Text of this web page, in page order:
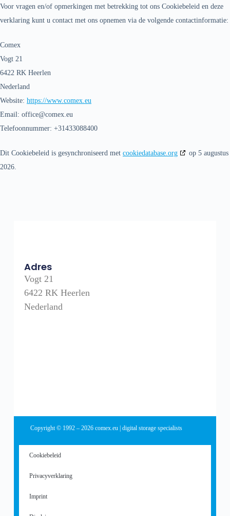
Voor vragen en/of opmerkingen met betrekking tot ons Cookiebeleid en deze
verklaring kunt u contact met ons opnemen via de volgende contactinformatie:
Comex
Vogt 21
6422 RK Heerlen
Nederland
Website: https://www.comex.eu
Email: office@comex.eu
Telefoonnummer: +31433088400
Dit Cookiebeleid is gesynchroniseerd met cookiedatabase.org
op 5 augustus
2026.
Adres
Vogt 21
6422 RK Heerlen
Nederland
Copyright © 1992 – 2026 comex.eu | digital storage specialists
Cookiebeleid
Privacyverklaring
Imprint